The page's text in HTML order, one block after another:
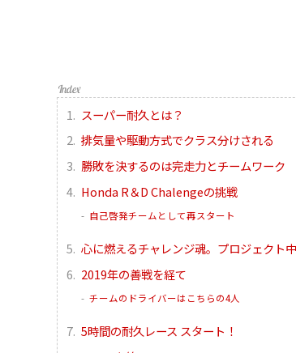
スーパー耐久とは？
排気量や駆動方式でクラス分けされる
勝敗を決するのは完走力とチームワーク
Honda R＆D Chalengeの挑戦
自己啓発チームとして再スタート
心に燃えるチャレンジ魂。プロジェクト
2019年の善戦を経て
チームのドライバーはこちらの4人
5時間の耐久レース スタート！